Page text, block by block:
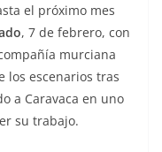
el próximo mes
, 7 de febrero, con
murciana
los escenarios tras
a Caravaca en uno
su trabajo.